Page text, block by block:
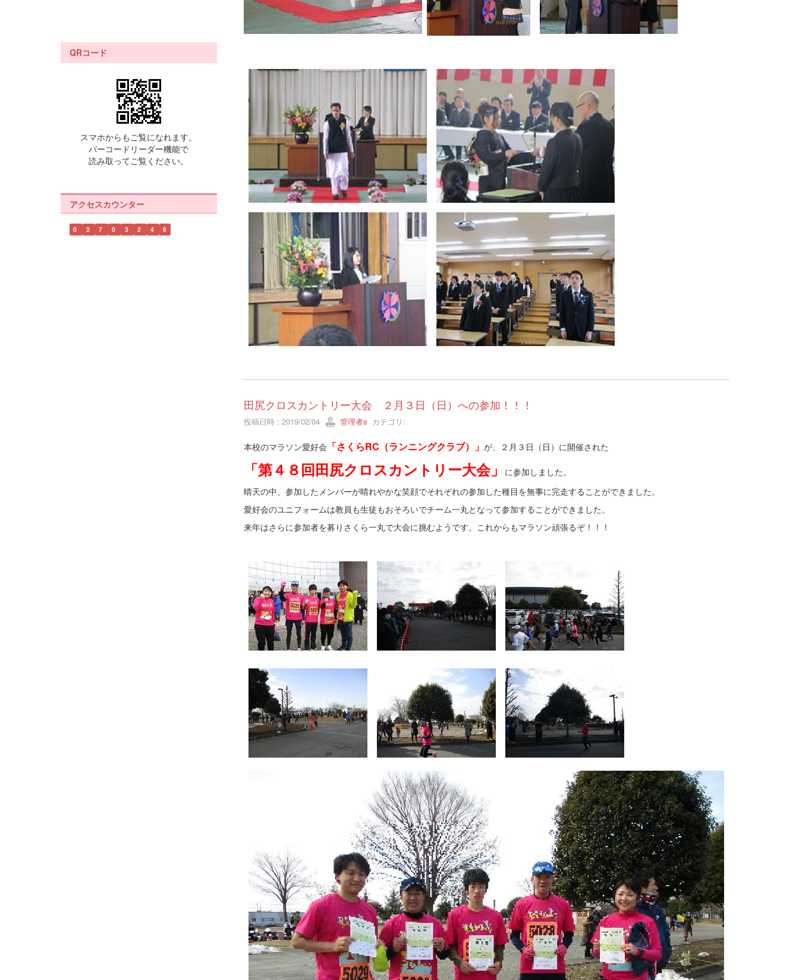
田尻クロスカントリー大会 ２月３日（日）への参加！！！
投稿日時 : 2019/02/04 管理者s カテゴリ:
本校のマラソン愛好会 「さくらRC（ランニングクラブ）」 が、２月３日（日）に開催された
「第４８回田尻クロスカントリー大会」
に参加しました。
晴天の中、参加したメンバーが晴れやかな笑顔でそれぞれの参加した種目を無事に完走することができました。
愛好会のユニフォームは教員も生徒もおそろいでチーム一丸となって参加することができました。
来年はさらに参加者を募りさくら一丸で大会に挑むようです。これからもマラソン頑張るぞ！！！
QRコード
スマホからもご覧になれます。
バーコードリーダー機能で
読み取ってご覧ください。
アクセスカウンター
0 2 7 0 3 2 4 6